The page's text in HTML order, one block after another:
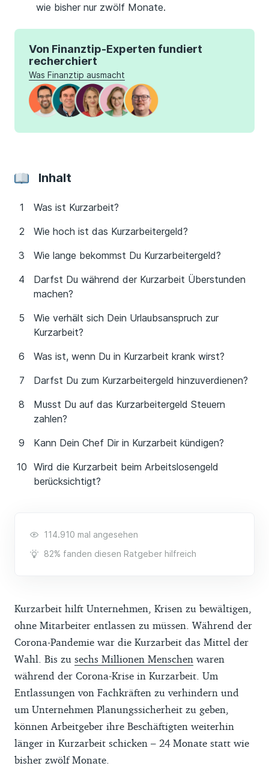
wie bisher nur zwölf Monate.
Von Finanztip-Experten fundiert
recherchiert
Was Finanztip ausmacht
Inhalt
Was ist Kurzarbeit?
Wie hoch ist das Kurzarbeitergeld?
Wie lange bekommst Du Kurzarbeitergeld?
Darfst Du während der Kurzarbeit Überstunden
machen?
Wie verhält sich Dein Urlaubsanspruch zur
Kurzarbeit?
Was ist, wenn Du in Kurzarbeit krank wirst?
Darfst Du zum Kurzarbeitergeld hinzuverdienen?
Musst Du auf das Kurzarbeitergeld Steuern
zahlen?
Kann Dein Chef Dir in Kurzarbeit kündigen?
Wird die Kurzarbeit beim Arbeitslosengeld
berücksichtigt?
114.910 mal angesehen
82% fanden diesen Ratgeber hilfreich
Kurzarbeit hilft Unternehmen, Krisen zu bewältigen,
ohne Mitarbeiter entlassen zu müssen. Während der
Corona-Pandemie war die Kurzarbeit das Mittel der
Wahl. Bis zu sechs Millionen Menschen waren
während der Corona-Krise in Kurzarbeit. Um
Entlassungen von Fachkräften zu verhindern und
um Unternehmen Planungssicherheit zu geben,
können Arbeitgeber ihre Beschäftigten weiterhin
länger in Kurzarbeit schicken – 24 Monate statt wie
bisher zwölf Monate.